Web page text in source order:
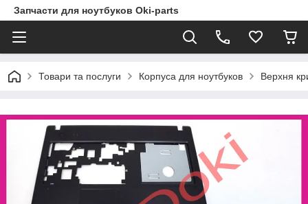
Запчасти для ноутбуков Oki-parts
Товари та послуги Корпуса для ноутбуков Верхня